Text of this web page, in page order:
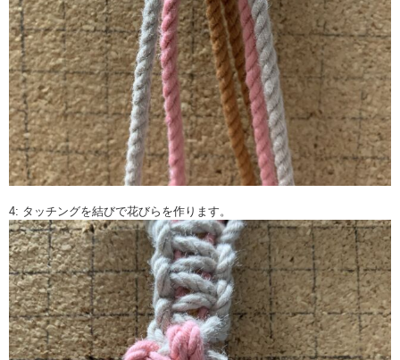
4: タッチングを結びで花びらを作ります。